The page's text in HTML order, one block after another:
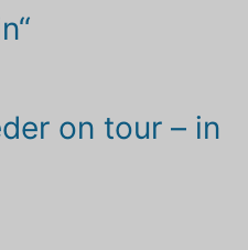
on tour – in